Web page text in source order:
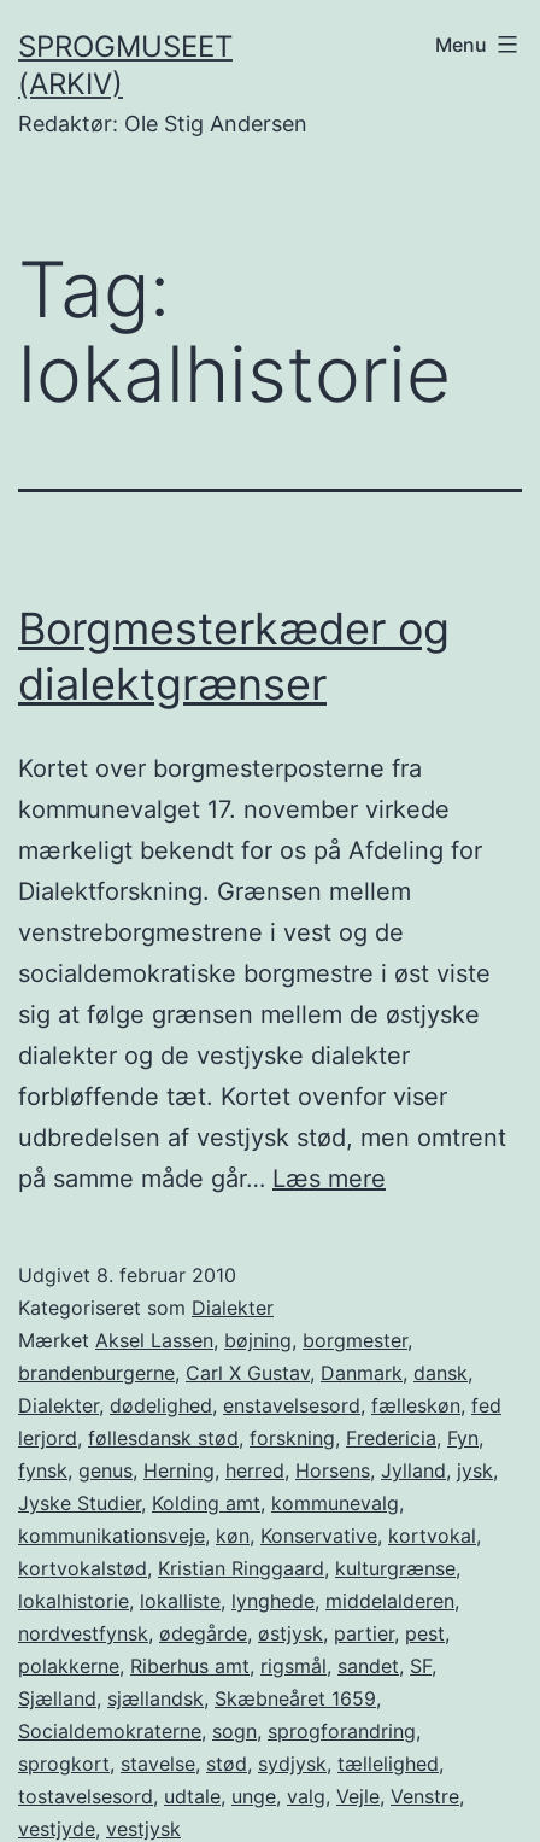
til
indhold
SPROGMUSEET
(ARKIV)
Redaktør: Ole Stig Andersen
Menu
Tag:
lokalhistorie
Borgmesterkæder og
dialektgrænser
Kortet over borgmesterposterne fra
kommunevalget 17. november virkede
mærkeligt bekendt for os på Afdeling for
Dialektforskning. Grænsen mellem
venstreborgmestrene i vest og de
socialdemokratiske borgmestre i øst viste
sig at følge grænsen mellem de østjyske
dialekter og de vestjyske dialekter
forbløffende tæt. Kortet ovenfor viser
udbredelsen af vestjysk stød, men omtrent
på samme måde går… Læs mere
Udgivet 8. februar 2010
Kategoriseret som Dialekter
Mærket Aksel Lassen, bøjning, borgmester,
brandenburgerne, Carl X Gustav, Danmark, dansk,
Dialekter, dødelighed, enstavelsesord, fælleskøn, fed
lerjord, føllesdansk stød, forskning, Fredericia, Fyn,
fynsk, genus, Herning, herred, Horsens, Jylland, jysk,
Jyske Studier, Kolding amt, kommunevalg,
kommunikationsveje, køn, Konservative, kortvokal,
kortvokalstød, Kristian Ringgaard, kulturgrænse,
lokalhistorie, lokalliste, lynghede, middelalderen,
nordvestfynsk, ødegårde, østjysk, partier, pest,
polakkerne, Riberhus amt, rigsmål, sandet, SF,
Sjælland, sjællandsk, Skæbneåret 1659,
Socialdemokraterne, sogn, sprogforandring,
sprogkort, stavelse, stød, sydjysk, tællelighed,
tostavelsesord, udtale, unge, valg, Vejle, Venstre,
vestjyde, vestjysk